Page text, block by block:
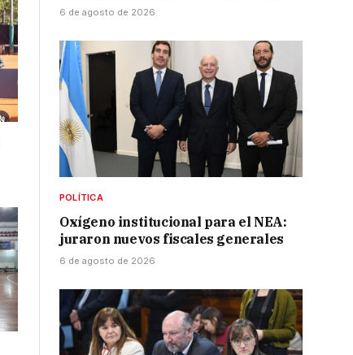
6 de agosto de 2026
POLÍTICA
Oxígeno institucional para el NEA:
juraron nuevos fiscales generales
6 de agosto de 2026